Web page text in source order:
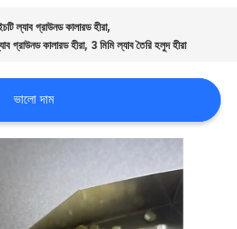
ল্যাব গ্রাউনড কালারড হীরা,
গ্রাউনড কালারড হীরা, 3 মিমি ল্যাব তৈরি হলুদ হীরা
ভালো দাম